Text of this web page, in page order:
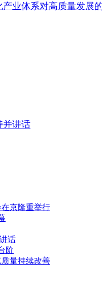
业体系对高质量发展
并讲话
京隆重举行
话
阶
量持续改善